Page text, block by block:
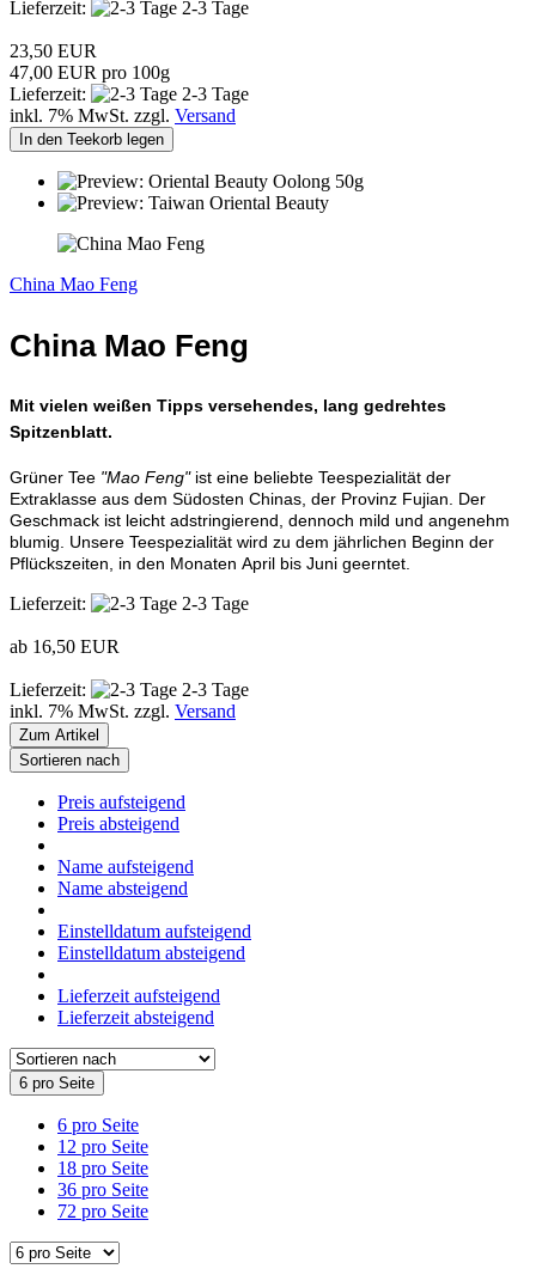
Lieferzeit: 2-3 Tage
23,50 EUR
47,00 EUR pro 100g
Lieferzeit:
2-3 Tage
inkl. 7% MwSt. zzgl. Versand
In den Teekorb legen
China Mao Feng
China Mao Feng
Mit vielen weißen Tipps versehendes, lang gedrehtes
Spitzenblatt.
Grüner Tee "Mao Feng"ist eine beliebte Teespezialität der
Extraklasse aus dem Südosten Chinas, der Provinz Fujian. Der
Geschmack ist leicht adstringierend, dennoch mild und angenehm
blumig. Unsere Teespezialität wird zu dem jährlichen Beginn der
Pflückszeiten, in den Monaten April bis Juni geerntet.
Lieferzeit: 2-3 Tage
ab 16,50 EUR
Lieferzeit:
2-3 Tage
inkl. 7% MwSt. zzgl. Versand
Zum Artikel
Sortieren nach
Preis aufsteigend
Preis absteigend
Name aufsteigend
Name absteigend
Einstelldatum aufsteigend
Einstelldatum absteigend
Lieferzeit aufsteigend
Lieferzeit absteigend
6 pro Seite
6 pro Seite
12 pro Seite
18 pro Seite
36 pro Seite
72 pro Seite